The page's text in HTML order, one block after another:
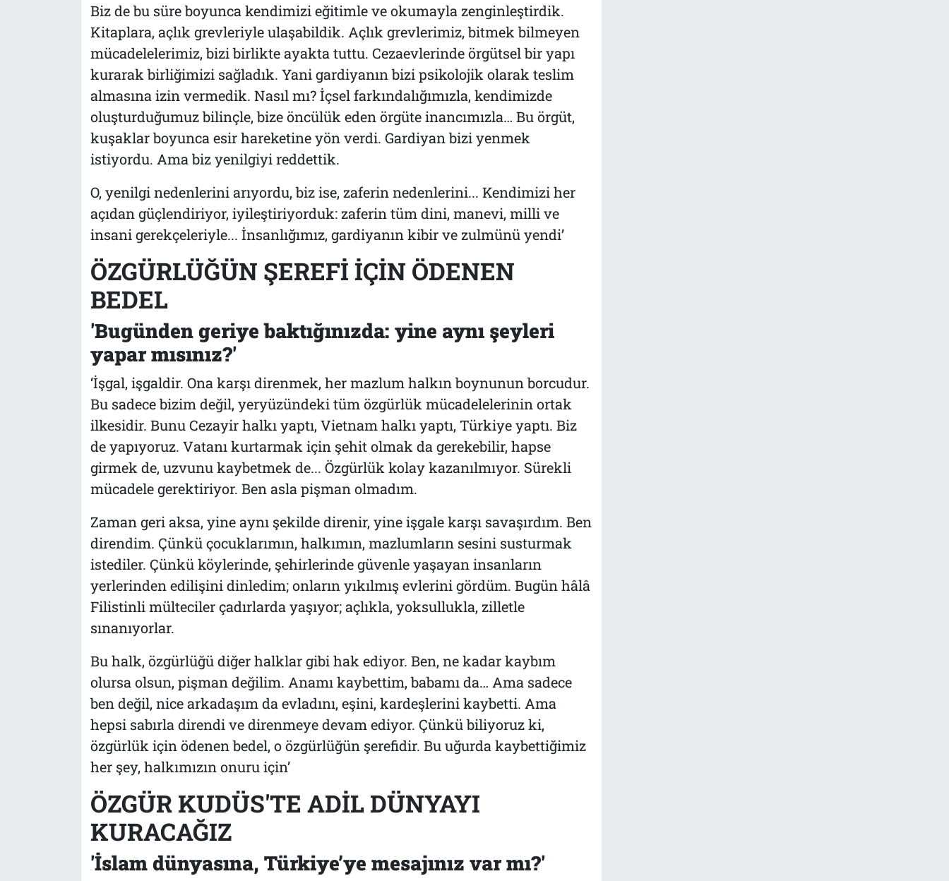
Biz de bu süre boyunca kendimizi eğitimle ve okumayla zenginleştirdik.
Kitaplara, açlık grevleriyle ulaşabildik. Açlık grevlerimiz, bitmek bilmeyen
mücadelelerimiz, bizi birlikte ayakta tuttu. Cezaevlerinde örgütsel bir yapı
kurarak birliğimizi sağladık. Yani gardiyanın bizi psikolojik olarak teslim
almasına izin vermedik. Nasıl mı? İçsel farkındalığımızla, kendimizde
oluşturduğumuz bilinçle, bize öncülük eden örgüte inancımızla… Bu örgüt,
kuşaklar boyunca esir hareketine yön verdi. Gardiyan bizi yenmek
istiyordu. Ama biz yenilgiyi reddettik.
O, yenilgi nedenlerini arıyordu, biz ise, zaferin nedenlerini... Kendimizi her
açıdan güçlendiriyor, iyileştiriyorduk: zaferin tüm dini, manevi, milli ve
insani gerekçeleriyle... İnsanlığımız, gardiyanın kibir ve zulmünü yendi’
ÖZGÜRLÜĞÜN ŞEREFİ İÇİN ÖDENEN
BEDEL
'Bugünden geriye baktığınızda: yine aynı şeyleri
yapar mısınız?'
‘İşgal, işgaldir. Ona karşı direnmek, her mazlum halkın boynunun borcudur.
Bu sadece bizim değil, yeryüzündeki tüm özgürlük mücadelelerinin ortak
ilkesidir. Bunu Cezayir halkı yaptı, Vietnam halkı yaptı, Türkiye yaptı. Biz
de yapıyoruz. Vatanı kurtarmak için şehit olmak da gerekebilir, hapse
girmek de, uzvunu kaybetmek de... Özgürlük kolay kazanılmıyor. Sürekli
mücadele gerektiriyor. Ben asla pişman olmadım.
Zaman geri aksa, yine aynı şekilde direnir, yine işgale karşı savaşırdım. Ben
direndim. Çünkü çocuklarımın, halkımın, mazlumların sesini susturmak
istediler. Çünkü köylerinde, şehirlerinde güvenle yaşayan insanların
yerlerinden edilişini dinledim; onların yıkılmış evlerini gördüm. Bugün hâlâ
Filistinli mülteciler çadırlarda yaşıyor; açlıkla, yoksullukla, zilletle
sınanıyorlar.
Bu halk, özgürlüğü diğer halklar gibi hak ediyor. Ben, ne kadar kaybım
olursa olsun, pişman değilim. Anamı kaybettim, babamı da… Ama sadece
ben değil, nice arkadaşım da evladını, eşini, kardeşlerini kaybetti. Ama
hepsi sabırla direndi ve direnmeye devam ediyor. Çünkü biliyoruz ki,
özgürlük için ödenen bedel, o özgürlüğün şerefidir. Bu uğurda kaybettiğimiz
her şey, halkımızın onuru için’
ÖZGÜR KUDÜS'TE ADİL DÜNYAYI
KURACAĞIZ
'İslam dünyasına, Türkiye’ye mesajınız var mı?'